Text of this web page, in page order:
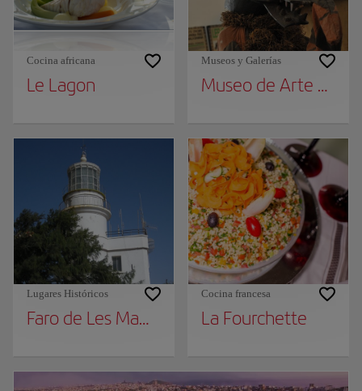
Cocina africana
Le Lagon
Museos y Galerías
Museo de Arte
Lugares Históricos
Faro de Les Mamelles
Cocina francesa
La Fourchette